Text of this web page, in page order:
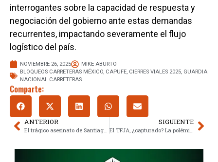
interrogantes sobre la capacidad de respuesta y
negociación del gobierno ante estas demandas
recurrentes, impactando severamente el flujo
logístico del país.
NOVIEMBRE 26, 2025
MIKE ABURTO
BLOQUEOS CARRETERAS MÉXICO, CAPUFE, CIERRES VIALES 2025, GUARDIA
NACIONAL CARRETERAS
Comparte:
ANTERIOR
El trágico asesinato de Santiago Nahuel y la sospechosa que escapó en Lanús
SIGUIENTE
El TFJA, ¿capturado? La polémica ratificación de magistraturas vinculadas a la 4T